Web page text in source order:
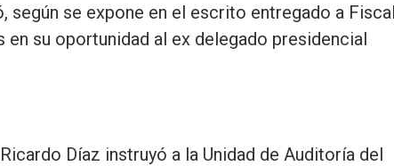
según se expone en el escrito entregado a
su oportunidad al ex delegado presidencial
Díaz instruyó a la Unidad de Auditoría del